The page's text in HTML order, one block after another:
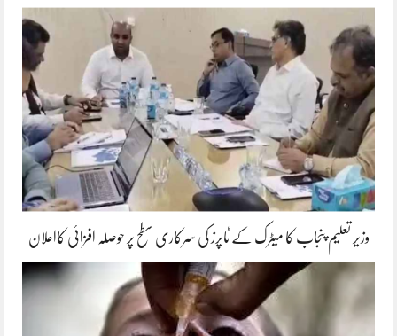
وزیر تعلیم پنجاب کا میٹرک کے ٹاپرز کی سرکاری سطح پر حوصلہ افزائی کااعلان